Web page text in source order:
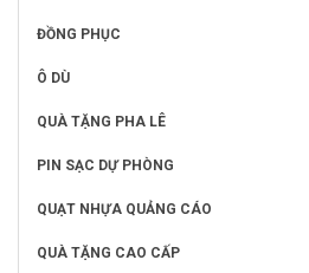
ĐỒNG PHỤC
Ô DÙ
QUÀ TẶNG PHA LÊ
PIN SẠC DỰ PHÒNG
QUẠT NHỰA QUẢNG CÁO
QUÀ TẶNG CAO CẤP